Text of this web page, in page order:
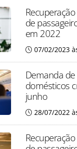
de
em 2022
07/02/2023
Demanda
domésticos
junho
28/07/2022